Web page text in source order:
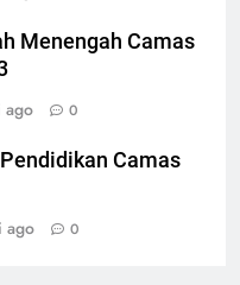
Menengah Camas
ago 0
Camas
ago 0